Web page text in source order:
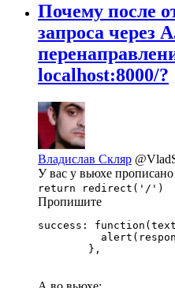
Почему после
запроса через
localhost:8000/?
Владислав Скляр
У вас у вьюхе
return redirect('/')
Пропишите
success:
        },